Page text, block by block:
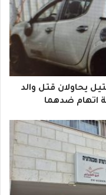
يحاولان قتل والد
اتهام ضدهما